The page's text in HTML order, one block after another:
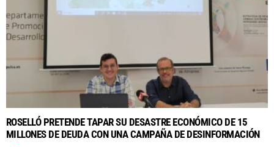
ROSELLÓ PRETENDE TAPAR SU DESASTRE ECONÓMICO DE 15
MILLONES DE DEUDA CON UNA CAMPAÑA DE DESINFORMACIÓN